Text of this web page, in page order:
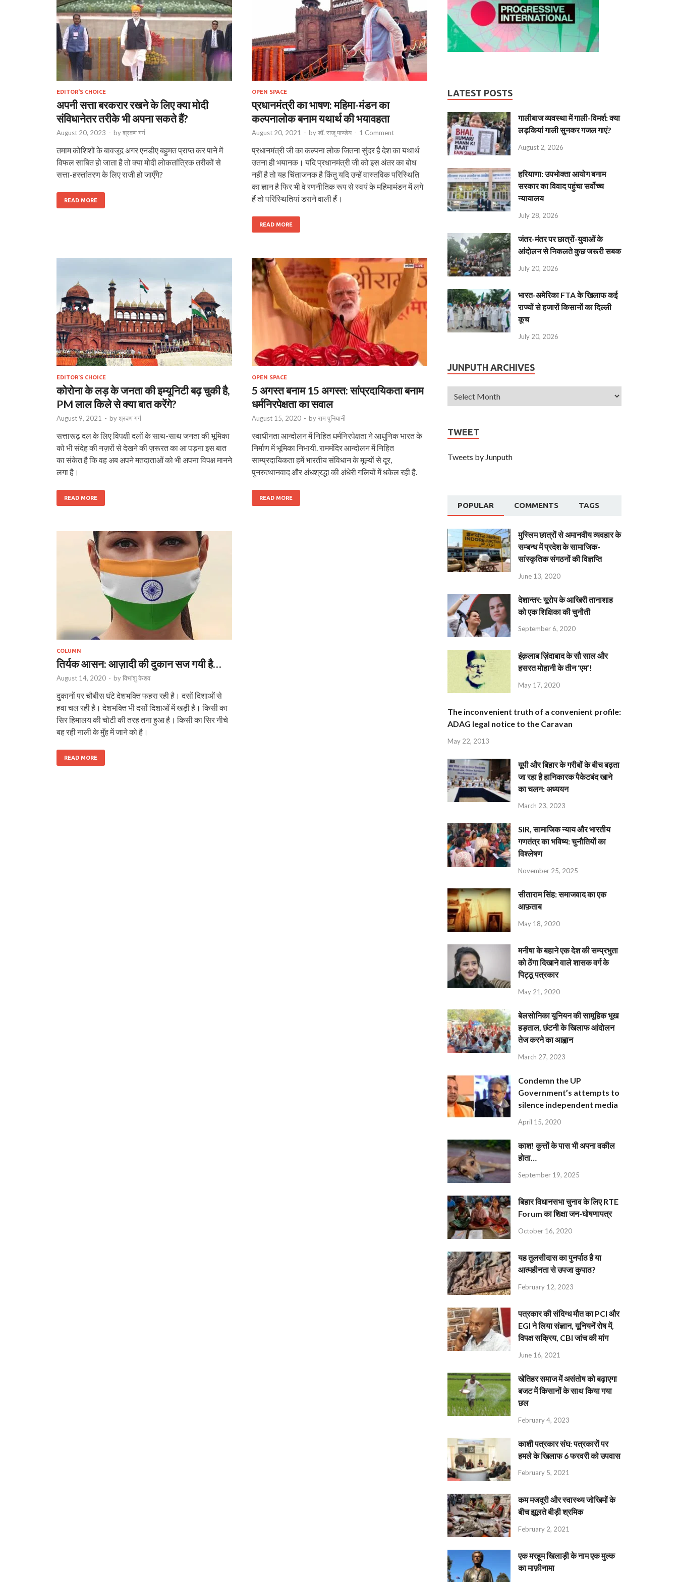
EDITOR'S CHOICE
अपनी सत्ता बरकरार रखने के लिए क्या मोदी
संविधानेतर तरीके भी अपना सकते हैं?
August 20, 2023 - byश्रवण गर्ग
तमाम कोशिशों के बावजूद अगर एनडीए बहुमत प्राप्त कर पाने में
विफल साबित हो जाता है तो क्या मोदी लोकतांत्रिक तरीकों से
सत्ता-हस्तांतरण के लिए राजी हो जाएँगे?
READ MORE
OPEN SPACE
प्रधानमंत्री का भाषण: महिमा-मंडन का
कल्पनालोक बनाम यथार्थ की भयावहता
August 20, 2021 - byडॉ. राजू पाण्डेय - 1 Comment
प्रधानमंत्री जी का कल्पना लोक जितना सुंदर है देश का यथार्थ
उतना ही भयानक। यदि प्रधानमंत्री जी को इस अंतर का बोध
नहीं है तो यह चिंताजनक है किंतु यदि उन्हें वास्तविक परिस्थिति
का ज्ञान है फिर भी वे रणनीतिक रूप से स्वयं के महिमामंडन में लगे
हैं तो परिस्थितियां डराने वाली हैं।
READ MORE
EDITOR'S CHOICE
कोरोना के लड़ के जनता की इम्यूनिटी बढ़ चुकी है,
PM लाल किले से क्या बात करेंगे?
August 9, 2021 - byश्रवण गर्ग
सत्तारूढ़ दल के लिए विपक्षी दलों के साथ-साथ जनता की भूमिका
को भी संदेह की नज़रों से देखने की ज़रूरत का आ पड़ना इस बात
का संकेत है कि वह अब अपने मतदाताओं को भी अपना विपक्ष मानने
लगा है।
READ MORE
OPEN SPACE
5 अगस्त बनाम 15 अगस्त: सांप्रदायिकता बनाम
धर्मनिरपेक्षता का सवाल
August 15, 2020 - byराम पुनियानी
स्वाधीनता आन्दोलन में निहित धर्मनिरपेक्षता ने आधुनिक भारत के
निर्माण में भूमिका निभायी. राममंदिर आन्दोलन में निहित
साम्प्रदायिकता हमें भारतीय संविधान के मूल्यों से दूर,
पुनरुत्थानवाद और अंधश्रद्धा की अंधेरी गलियों में धकेल रही है.
READ MORE
COLUMN
तिर्यक आसन: आज़ादी की दुकान सज गयी है…
August 14, 2020 - byविभांशु केशव
दुकानों पर चौबीस घंटे देशभक्ति फहरा रही है। दसों दिशाओं से
हवा चल रही है। देशभक्ति भी दसों दिशाओं में खड़ी है। किसी का
सिर हिमालय की चोटी की तरह तना हुआ है। किसी का सिर नीचे
बह रही नाली के मुँह में जाने को है।
READ MORE
LATEST POSTS
गालीबाज व्‍यवस्‍था में गाली-विमर्श: क्या
लड़कियां गाली सुनकर गजल गाएं?
August 2, 2026
हरियाणा: उपभोक्ता आयोग बनाम
सरकार का विवाद पहुंचा सर्वोच्च
न्यायालय
July 28, 2026
जंतर-मंतर पर छात्रों-युवाओं के
आंदोलन से निकलते कुछ जरूरी सबक
July 20, 2026
भारत-अमेरिका FTA के खिलाफ कई
राज्यों से हजारों किसानों का दिल्ली
कूच
July 20, 2026
JUNPUTH ARCHIVES
TWEET
Tweets by Junputh
POPULAR COMMENTS TAGS
मुस्लिम छात्रों से अमानवीय व्यवहार के
सम्बन्ध में प्रदेश के सामाजिक-
सांस्कृतिक संगठनों की विज्ञप्ति
June 13, 2020
देशान्‍तर: यूरोप के आखिरी तानाशाह
को एक शिक्षिका की चुनौती
September 6, 2020
इंक़लाब ज़िंदाबाद के सौ साल और
हसरत मोहानी के तीन ‘एम’!
May 17, 2020
The inconvenient truth of a convenient profile:
ADAG legal notice to the Caravan
May 22, 2013
यूपी और बिहार के गरीबों के बीच बढ़ता
जा रहा है हानिकारक पैकेटबंद खाने
का चलन: अध्ययन
March 23, 2023
SIR, सामाजिक न्याय और भारतीय
गणतंत्र का भविष्य: चुनौतियों का
विश्लेषण
November 25, 2025
सीताराम सिंह: समाजवाद का एक
आफ़ताब
May 18, 2020
मनीषा के बहाने एक देश की सम्प्रभुता
को ठेंगा दिखाने वाले शासक वर्ग के
पिट्ठू पत्रकार
May 21, 2020
बेलसोनिका यूनियन की सामूहिक भूख
हड़ताल, छंटनी के खिलाफ आंदोलन
तेज करने का आह्वान
March 27, 2023
Condemn the UP
Government’s attempts to
silence independent media
April 15, 2020
काश! कुत्तों के पास भी अपना वकील
होता…
September 19, 2025
बिहार विधानसभा चुनाव के लिए RTE
Forum का शिक्षा जन-घोषणापत्र
October 16, 2020
यह तुलसीदास का पुनर्पाठ है या
आत्महीनता से उपजा कुपाठ?
February 12, 2023
पत्रकार की संदिग्ध मौत का PCI और
EGI ने लिया संज्ञान, यूनियनें रोष में,
विपक्ष सक्रिय, CBI जांच की मांग
June 16, 2021
खेतिहर समाज में असंतोष को बढ़ाएगा
बजट में किसानों के साथ किया गया
छल
February 4, 2023
काशी पत्रकार संघ: पत्रकारों पर
हमले के खिलाफ 6 फरवरी को उपवास
February 5, 2021
कम मजदूरी और स्वास्थ्य जोखिमों के
बीच झूलते बीड़ी श्रमिक
February 2, 2021
एक मरहूम खिलाड़ी के नाम एक मुल्क
का माफ़ीनामा